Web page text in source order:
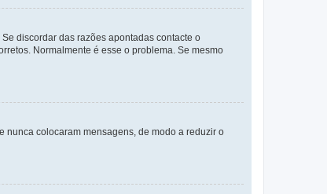
discordar das razões apontadas contacte o
Normalmente é esse o problema. Se mesmo
nunca colocaram mensagens, de modo a reduzir o